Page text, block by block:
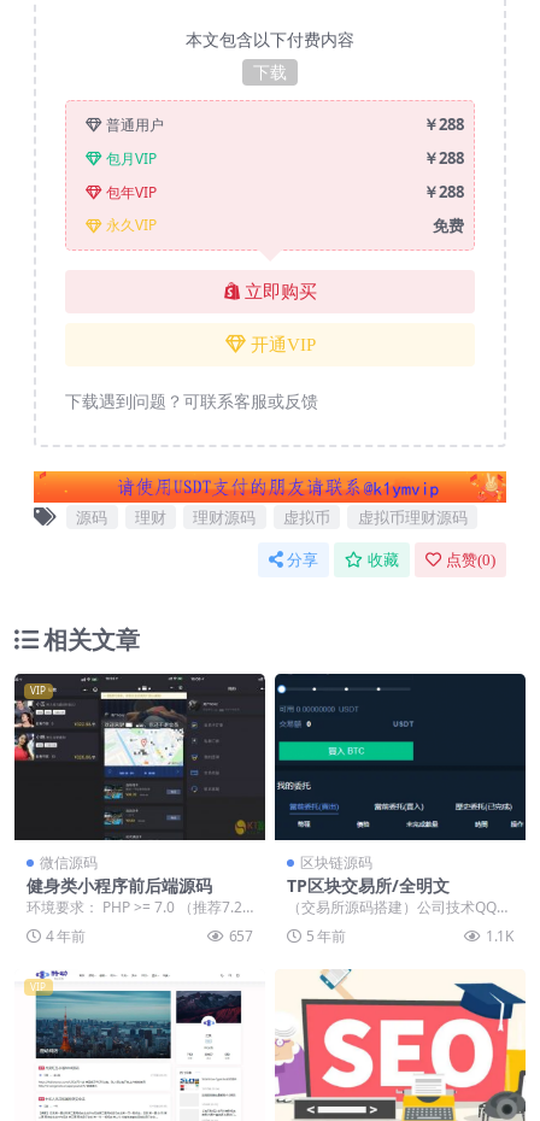
本文包含以下付费内容
下载
普通用户 ￥288
包月VIP ￥288
包年VIP ￥288
永久VIP 免费
立即购买
开通VIP
下载遇到问题？可联系客服或反馈
源码 理财 理财源码 虚拟币 虚拟币理财源码
分享 收藏 点赞(0)
相关文章
VIP
微信源码
健身类小程序前后端源码
环境要求： PHP >= 7.0 （推荐7.2
+） Laravel 5.6...
4 年前 657
区块链源码
TP区块交易所/全明文
（交易所源码搭建）公司技术QQ：
34401713，最新版源码 这个是只
有个mob...
5 年前 1.1K
VIP